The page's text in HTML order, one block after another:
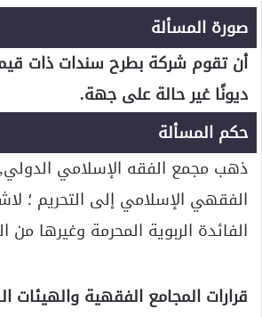
صورة المسألة
أن تقوم شركة بطرح سندات ذات
ديونًا غير حالة على جهة.
حكم المسألة
ذهب مجمع الفقه الإسلامي
الفقهي الإسلامي إلى التحريم ؛
الفائدة الربوية المحرمة وغيرها من
قرارات المجامع الفقهية والهيئات